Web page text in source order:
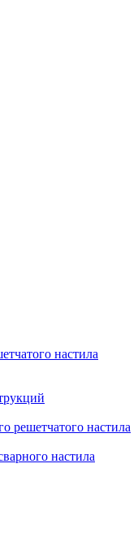
настила
решетчатого настила
настила